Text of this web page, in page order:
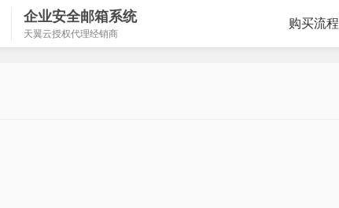
企业安全邮箱系统
天翼云授权代理经销商
购买流程